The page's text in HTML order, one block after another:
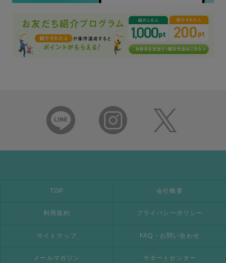
TOP 会社概要
利用規約 プライバシーポリシー
サイトマップ FAQ・お問い合わせ
メールマガジン サポートセンター